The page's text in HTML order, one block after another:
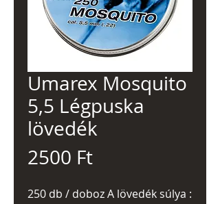
Umarex Mosquito
5,5 Légpuska
lövedék
2500 FtÁr
250 db / doboz A lövedék súlya :